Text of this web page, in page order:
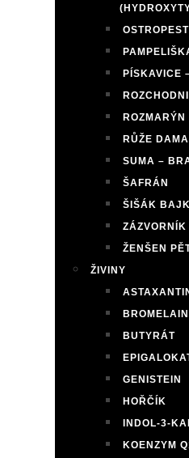
PÍSKAVICE
RŮŽE
SUMA –
ŠAFRÁN
ŠIŠÁK
ŽENŠEN
ŽIVINY
BROMELAIN
BUTYRÁT
GENISTEIN
HOŘČÍK
INDOL-3-
KOENZYM